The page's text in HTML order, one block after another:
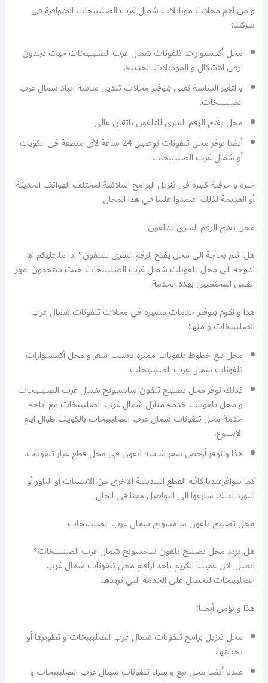
و من اهم محلات موبايلات شمال غرب الصليبيخات المتوافرة في
شركتنا:
محل أكسسوارات تلفونات شمال غرب الصليبيخات حيث تجدون
ارقى الاشكال و الموديلات الحديثة.
و لتغير الشاشة نعنى بتوفير محلات تبديل شاشة ايباد شمال غرب
الصليبيخات.
محل يفتح الرقم السري للتلفون باتقان عالي.
أيضا نوفر محل تلفونات توصيل 24 ساعة لأي منطقة في الكويت
أو شمال غرب الصليبيخات.
خبرة و حرفية كبيرة في تنزيل البرامج الملائمة لمختلف الهواتف الحديثة
أو القديمة لذلك اعتمدوا علينا في هذا المجال.
محل يفتح الرقم السري للتلفون
هل انتم بحاجة الى محل يفتح الرقم السري للتلفون؟ اذا ما عليكم الا
التوجه الى محل تلفونات شمال غرب الصليبيخات حيث ستجدون امهر
الفنين المختصين بهذه الخدمة.
هذا و نقوم بتوفير خدمات متميزة في محلات تلفونات شمال غرب
الصليبيخات و منها:
محل بيع خطوط تلفونات مميزة بانسب سعر و محل أكسسوارات
تلفونات شمال غرب الصليبيخات.
كذلك نوفر محل تصليح تلفون سامسونج شمال غرب الصليبيخات
و محل تلفونات خدمة منازل شمال غرب الصليبيخات مع اتاحة
خدمة محل تلفونات شمال غرب الصليبيخات بالكويت طوال ايام
الاسبوع.
هذا و نوفر أرخص سعر شاشة ايفون في محل قطع غيار تلفونات.
كما تتوافرعندنا كافة القطع التبديلية الاخرى من الايسيات أو الباور أو
البورد لذلك سارعوا الى التواصل معنا في الحال.
محل تصليح تلفون سامسونج شمال غرب الصليبيخات
هل تريد محل تصليح تلفون سامسونج شمال غرب الصليبيخات؟
اتصل الان عميلنا الكريم باحد اراقام محل تلفونات شمال غرب
الصليبيخات لتحصل على الخدمة التي تريدها.
هذا و نؤمن أيضا:
محل تنزيل برامج تلفونات شمال غرب الصليبيخات و تطويرها أو
تحديثها.
عندنا أيضا محل بيع و شراء تلفونات شمال غرب الصليبيخات و